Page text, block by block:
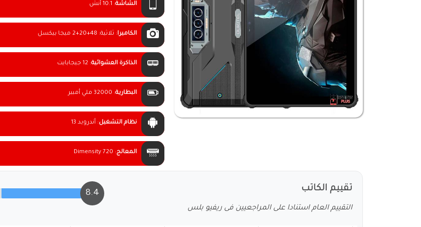
الشاشة: 10.1 أنش
الكاميرا: ثلاثية: 48+20+2 ميجا بيكسل
الذاكرة العشوائية: 12 جيجابايت
البطارية: 32000 ملي أمبير
نظام التشغيل: أندرويد 13
المعالج:
Dimensity 720
تقييم الكاتب
التقييم العام استنادا على المراجعيين فى ريفيو بلس
8.4